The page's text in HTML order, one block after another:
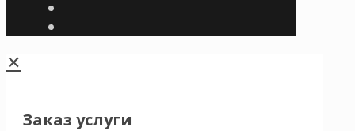
✕
Заказ услуги